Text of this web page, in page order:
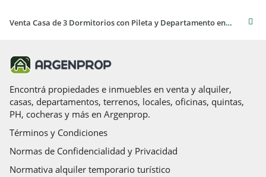
Venta Casa de 3 Dormitorios con Pileta y Departamento en Santa Rita del Lago - Villa Carlos Paz
Encontrá propiedades e inmuebles en venta y alquiler,
casas, departamentos, terrenos, locales, oficinas, quintas,
PH, cocheras y más en Argenprop.
Términos y Condiciones
Normas de Confidencialidad y Privacidad
Normativa alquiler temporario turístico